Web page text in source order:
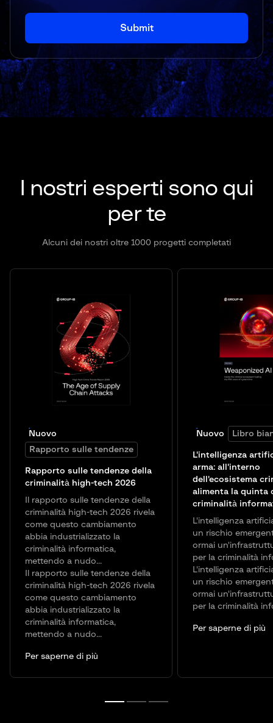
I nostri esperti sono qui
per te
Alcuni dei nostri oltre 1000 progetti completati
Nuovo
Rapporto sulle tendenze
Rapporto sulle tendenze della
criminalità high-tech 2026
Il rapporto sulle tendenze della
criminalità high-tech 2026 rivela
come questo cambiamento
abbia industrializzato la
criminalità informatica,
mettendo a nudo...
Il rapporto sulle tendenze della
criminalità high-tech 2026 rivela
come questo cambiamento
abbia industrializzato la
criminalità informatica,
mettendo a nudo...
Per saperne di più
Nuovo Libro
L'intelligenza
arma: all'interno
dell'ecosistema
alimenta la quinta
criminalità
L'intelligenza
un rischio
ormai
per la criminalità
L'intelligenza
un rischio
ormai
per la criminalità
Per saperne di più